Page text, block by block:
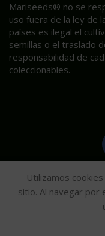
Mariseeds® no se
uso fuera de la ley de
países es ilegal el
semillas o el traslado
responsabilidad de
coleccionables.
HAGA CLIC AQUÍ
Utilizamos
sitio. Al navegar por